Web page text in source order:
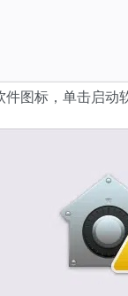
图标，单击启动